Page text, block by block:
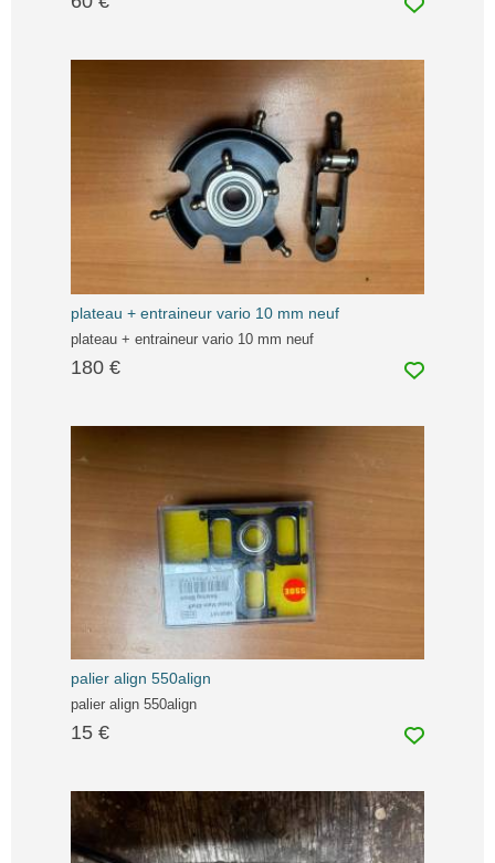
plateau + entraineur vario 10 mm neuf
plateau + entraineur vario 10 mm neuf
180 €
palier align 550align
palier align 550align
15 €